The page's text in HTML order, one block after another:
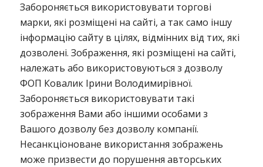
Забороняється використовувати торгові
марки, які розміщені на сайті, а так само іншу
інформацію сайту в цілях, відмінних від тих, які
дозволені. Зображення, які розміщені на сайті,
належать або використовуються з дозволу
ФОП Ковалик Ірини Володимирівної.
Забороняється використовувати такі
зображення Вами або іншими особами з
Вашого дозволу без дозволу компанії.
Несанкціоноване використання зображень
може призвести до порушення авторських